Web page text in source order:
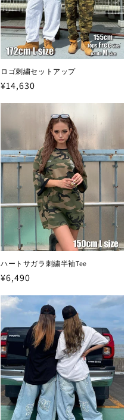
ロゴ刺繍セットアップ
通
格
¥14,630
ハートサガラ刺繍半袖Tee
通
価
格
¥6,490